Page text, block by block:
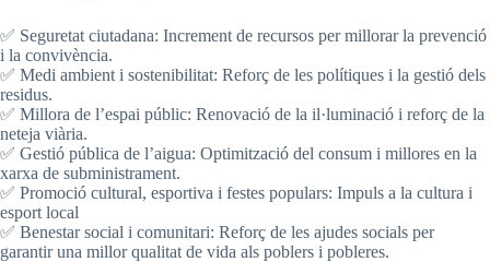
✅ Seguretat ciutadana: Increment de recursos per millorar la prevenció
i la convivència.
✅ Medi ambient i sostenibilitat: Reforç de les polítiques i la gestió dels
residus.
✅ Millora de l’espai públic: Renovació de la il·luminació i reforç de la
neteja viària.
✅ Gestió pública de l’aigua: Optimització del consum i millores en la
xarxa de subministrament.
✅ Promoció cultural, esportiva i festes populars: Impuls a la cultura i
esport local
✅ Benestar social i comunitari: Reforç de les ajudes socials per
garantir una millor qualitat de vida als poblers i pobleres.